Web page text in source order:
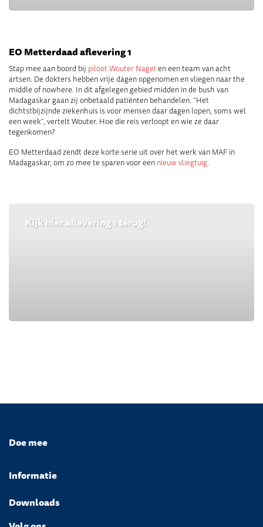
EO Metterdaad aflevering 1
Stap mee aan boord bij piloot Wouter Nagelen een team van acht
artsen. De dokters hebben vrije dagen opgenomen en vliegen naar the
middle of nowhere. In dit afgelegen gebied midden in de bush van
Madagaskar gaan zij onbetaald patiënten behandelen. “Het
dichtstbijzijnde ziekenhuis is voor mensen daar dagen lopen, soms wel
een week”, vertelt Wouter. Hoe die reis verloopt en wie ze daar
tegenkomen?
EO Metterdaad zendt deze korte serie uit over het werk van MAF in
Madagaskar, om zo mee te sparen voor een nieuw vliegtuig.
Kijk hier aflevering 1 terug!
Doe mee
Informatie
Downloads